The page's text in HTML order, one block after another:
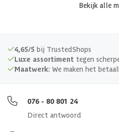
Bekijk alle
4,65/5 bij TrustedShops
Luxe assortiment tegen
Maatwerk: We maken het
076 - 80 801 24
Direct antwoord